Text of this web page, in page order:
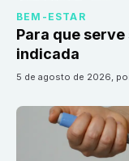
BEM-ESTAR
Para que
indicada
5 de agosto de 2026,